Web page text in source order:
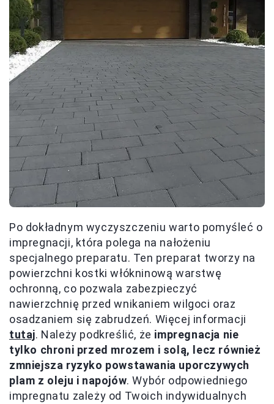
Po dokładnym wyczyszczeniu warto pomyśleć o
impregnacji, która polega na nałożeniu
specjalnego preparatu. Ten preparat tworzy na
powierzchni kostki włókninową warstwę
ochronną, co pozwala zabezpieczyć
nawierzchnię przed wnikaniem wilgoci oraz
osadzaniem się zabrudzeń. Więcej informacji
tutaj. Należy podkreślić, że impregnacja nie
tylko chroni przed mrozem i solą, lecz również
zmniejsza ryzyko powstawania uporczywych
plam z oleju i napojów. Wybór odpowiedniego
impregnatu zależy od Twoich indywidualnych